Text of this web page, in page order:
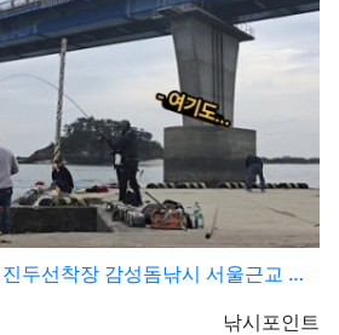
선착장 감성돔낚시 서울근교 감성돔낚시 포인트
등록자
낚시포인트